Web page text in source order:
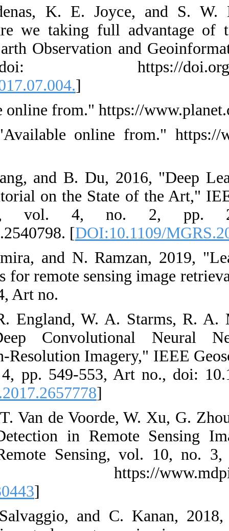
11. N.
mangrove
Journal of
no., doi:
12. Planet.
13. F.
14. L. Zhang,
Data: A
Sensing
10.1109/
15. A. Alzu'bi,
convolutional
16. G. J.
2017,
Classification
Letters, vol.
17. F. Chen,
Automatic
Neural
Available:
18. R.